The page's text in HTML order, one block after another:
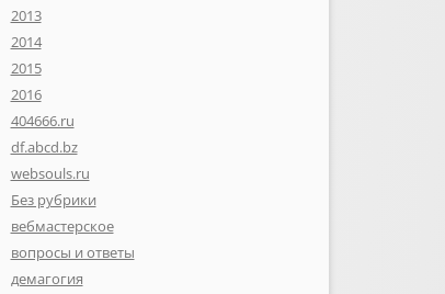
2013
2014
2015
2016
404666.ru
df.abcd.bz
websouls.ru
Без рубрики
вебмастерское
вопросы и ответы
демагогия